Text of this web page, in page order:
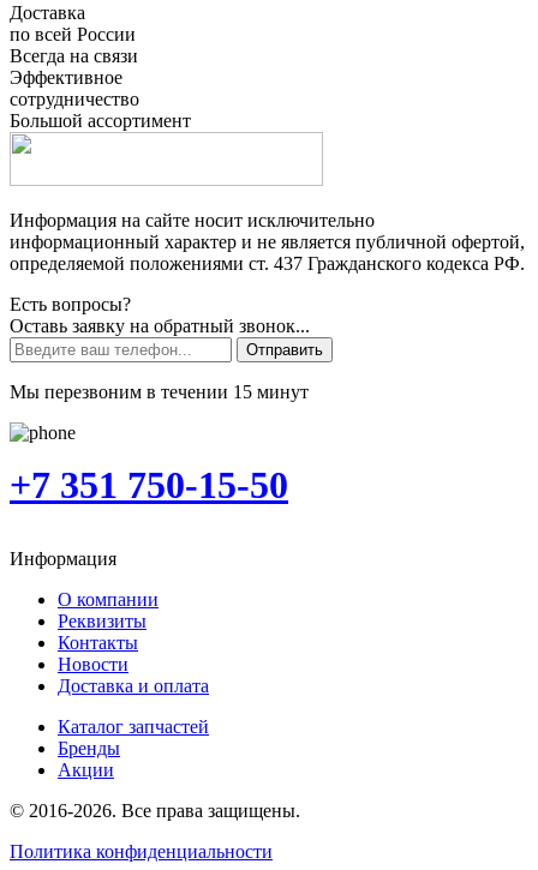
Доставка
по всей России
Всегда на связи
Эффективное
сотрудничество
Большой ассортимент
Информация на сайте носит исключительно
информационный характер и не является публичной офертой,
определяемой положениями ст. 437 Гражданского кодекса РФ.
Есть вопросы?
Оставь заявку на обратный звонок...
Отправить
Мы перезвоним в течении 15 минут
+7 351 750-15-50
Информация
О компании
Реквизиты
Контакты
Новости
Доставка и оплата
Каталог запчастей
Бренды
Акции
© 2016-2026. Все права защищены.
Политика конфиденциальности